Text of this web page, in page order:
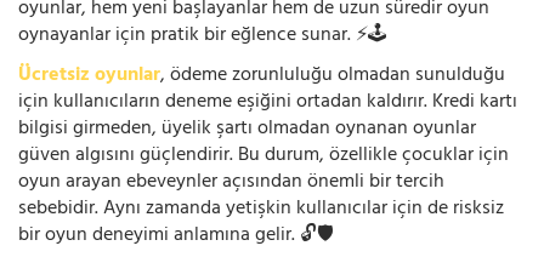
oyunlar, hem yeni başlayanlar hem de uzun süredir oyun
oynayanlar için pratik bir eğlence sunar. ⚡🕹️
Ücretsiz oyunlar, ödeme zorunluluğu olmadan sunulduğu
için kullanıcıların deneme eşiğini ortadan kaldırır. Kredi kartı
bilgisi girmeden, üyelik şartı olmadan oynanan oyunlar
güven algısını güçlendirir. Bu durum, özellikle çocuklar için
oyun arayan ebeveynler açısından önemli bir tercih
sebebidir. Aynı zamanda yetişkin kullanıcılar için de risksiz
bir oyun deneyimi anlamına gelir. 🔓🛡️